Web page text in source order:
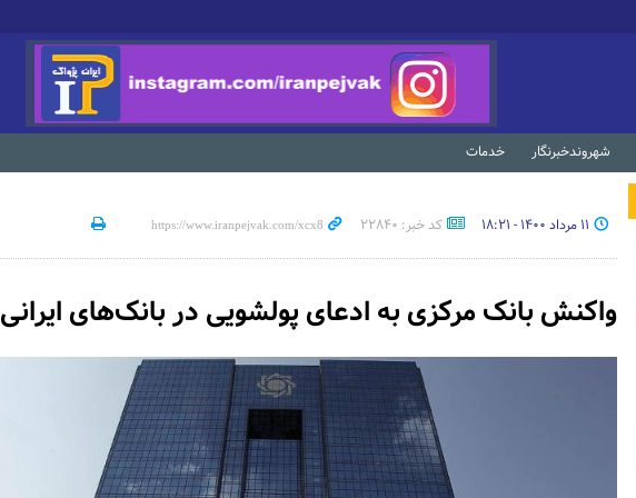
شهروندخبرنگار خدمات
۱۱ مرداد ۱۴۰۰ - ۱۸:۲۱ کد خبر: 22840
واکنش بانک مرکزی به ادعای پولشویی در بانک‌های ایرانی